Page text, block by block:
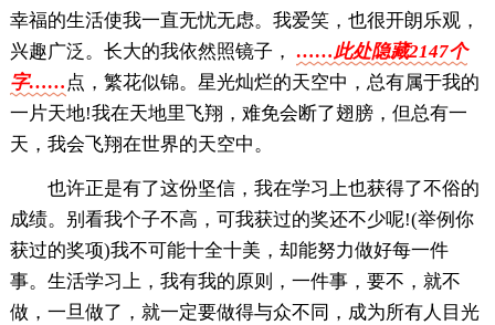
幸福的生活使我一直无忧无虑。我爱笑，也很开朗乐观，
兴趣广泛。长大的我依然照镜子， ……此处隐藏2147个
字…… 点，繁花似锦。星光灿烂的天空中，总有属于我的
一片天地!我在天地里飞翔，难免会断了翅膀，但总有一
天，我会飞翔在世界的天空中。
也许正是有了这份坚信，我在学习上也获得了不俗的
成绩。别看我个子不高，可我获过的奖还不少呢!(举例你
获过的奖项)我不可能十全十美，却能努力做好每一件
事。生活学习上，我有我的原则，一件事，要不，就不
做，一旦做了，就一定要做得与众不同，成为所有人目光